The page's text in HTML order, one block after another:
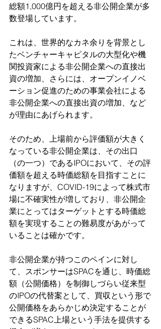
総額1,000億円を超える非公開企業が多
数登場しています。
これは、世界的なカネ余りを背景とし
たベンチャーキャピタルの大型化や機
関投資家による非公開企業への直接出
資の増加、さらには、オープンイノベ
ーション促進のための事業会社による
非公開企業への直接出資の増加、など
が理由にあげられます。
そのため、上場前から評価額が大きく
なっている非公開企業は、その出口
（の一つ）であるIPOにおいて、その評
価額を超える時価総額を目指すことに
なりますが、COVID-19によって株式市
場に不確実性が増しており、非公開企
業にとってはターゲットとする時価総
額を実現することの難易度があがって
いることは確かです。
非公開企業が持つこのペインに対し
て、スポンサーはSPACを通じ、時価総
額（公開価格）を制御しづらい従来型
のIPOの代替案として、買収という形で
公開価格をあらかじめ決定することが
できるSPAC上場という手法を提供する